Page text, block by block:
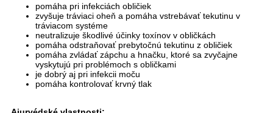
pomáha pri infekciách obličiek
zvyšuje tráviaci oheň a pomáha vstrebávať tekutinu v
tráviacom systéme
neutralizuje škodlivé účinky toxínov v obličkách
pomáha odstraňovať prebytočnú tekutinu z obličiek
pomáha zvládať zápchu a hnačku, ktoré sa zvyčajne
vyskytujú pri problémoch s obličkami
je dobrý aj pri infekcii moču
pomáha kontrolovať krvný tlak